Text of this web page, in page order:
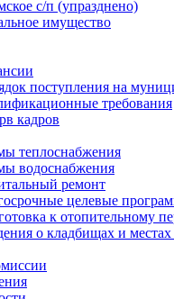
с/п (упразднено)
имущество
поступления на
требования
кадров
теплоснабжения
водоснабжения
ремонт
целевые
к отопительному
о кладбищах и местах